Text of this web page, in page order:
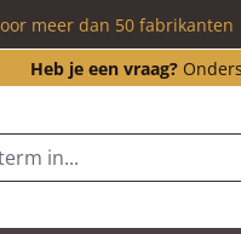
meer dan 50 fabrikanten
Heb je een vraag?